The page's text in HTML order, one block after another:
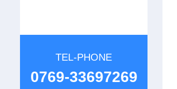
TEL-PHONE
0769-33697269